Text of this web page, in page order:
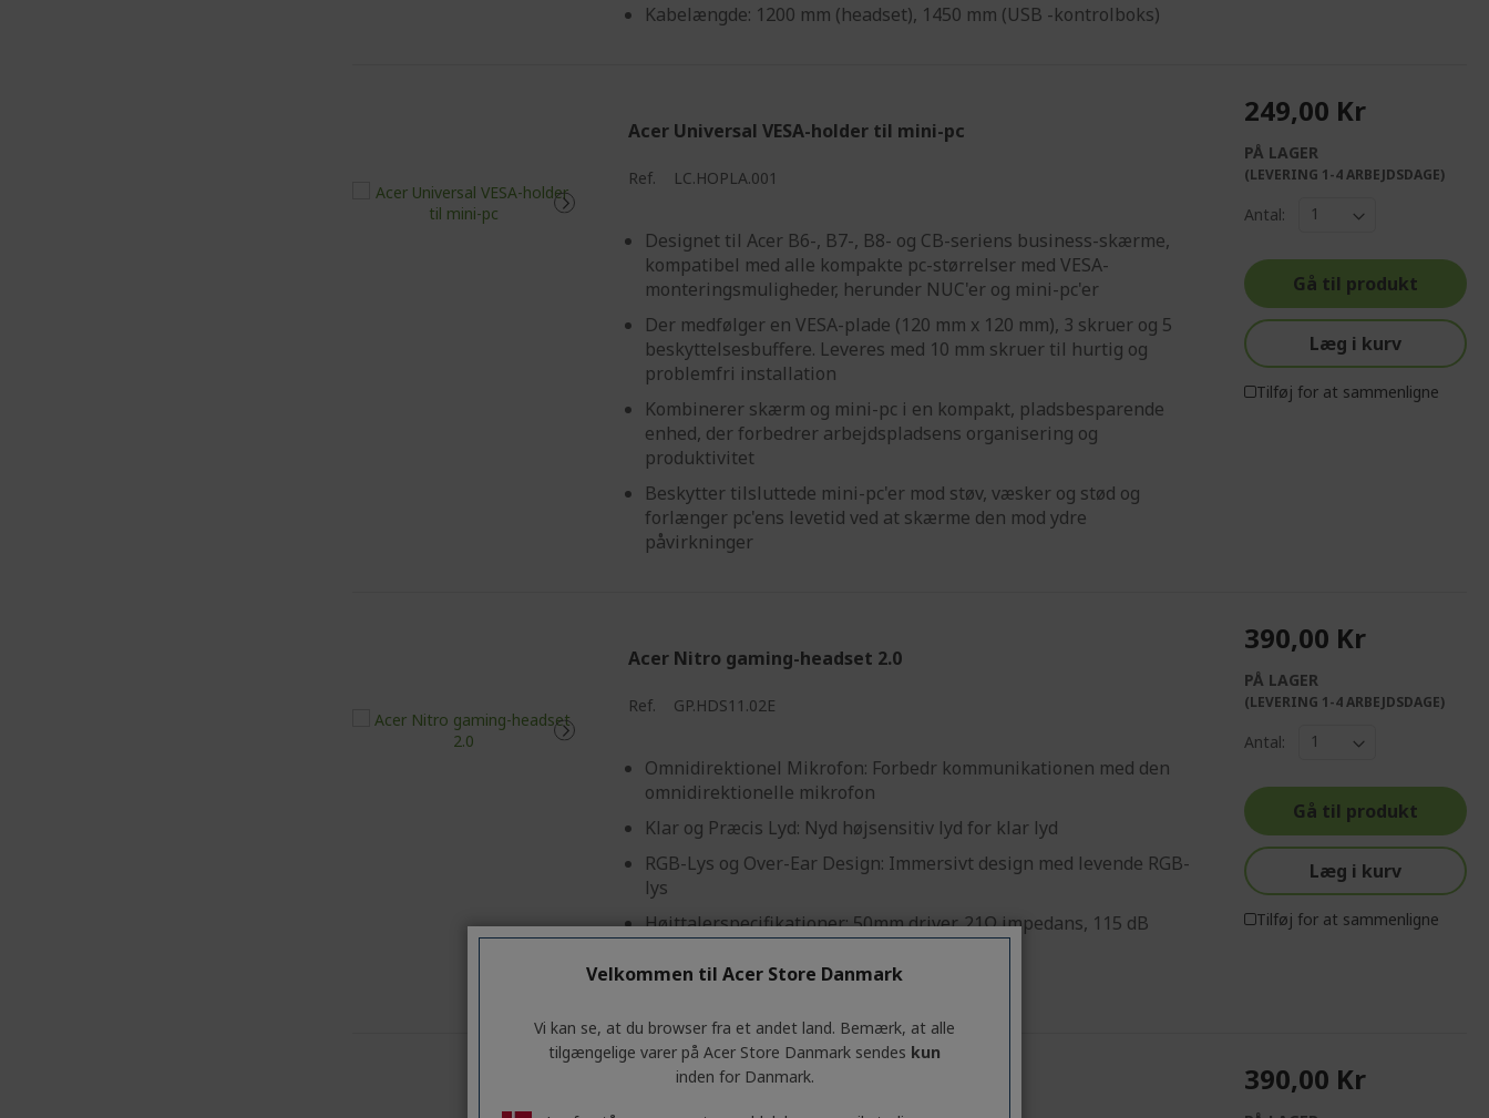
Kabelængde: 1200 mm (headset), 1450 mm (USB -kontrolboks)
Acer Universal VESA-holder til mini-pc
Ref. LC.HOPLA.001
Designet til Acer B6-, B7-, B8- og CB-seriens business-skærme,
kompatibel med alle kompakte pc-størrelser med VESA-
monteringsmuligheder, herunder NUC'er og mini-pc'er
Der medfølger en VESA-plade (120 mm x 120 mm), 3 skruer og 5
beskyttelsesbuffere. Leveres med 10 mm skruer til hurtig og
problemfri installation
Kombinerer skærm og mini-pc i en kompakt, pladsbesparende
enhed, der forbedrer arbejdspladsens organisering og
produktivitet
Beskytter tilsluttede mini-pc'er mod støv, væsker og stød og
forlænger pc'ens levetid ved at skærme den mod ydre
påvirkninger
249,00 Kr
PÅ LAGER
(LEVERING 1-4 ARBEJDSDAGE)
Antal:
Gå til produkt
Læg i kurv
Tilføj for at sammenligne
Acer Nitro gaming-headset 2.0
Ref. GP.HDS11.02E
Omnidirektionel Mikrofon: Forbedr kommunikationen med den
omnidirektionelle mikrofon
Klar og Præcis Lyd: Nyd højsensitiv lyd for klar lyd
RGB-Lys og Over-Ear Design: Immersivt design med levende RGB-
lys
Højttalerspecifikationer: 50mm driver, 21Ω impedans, 115 dB
USB-kabel
390,00 Kr
PÅ LAGER
(LEVERING 1-4 ARBEJDSDAGE)
Antal:
Gå til produkt
Læg i kurv
Tilføj for at sammenligne
390,00 Kr
Velkommen til Acer Store Danmark
Vi kan se, at du browser fra et andet land. Bemærk, at alle
tilgængelige varer på Acer Store Danmark sendes kun
inden for Danmark.